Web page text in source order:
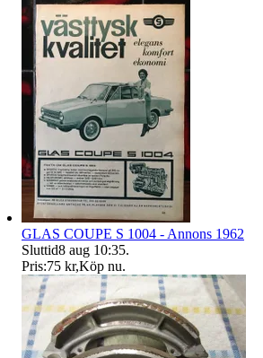
GLAS COUPE S 1004 - Annons 1962
Sluttid8 aug 10:35.
Pris:75 kr,Köp nu.